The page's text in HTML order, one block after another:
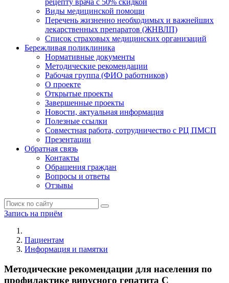
рецепту врача с 50% скидкой
Виды медицинской помощи
Перечень жизненно необходимых и важнейших
лекарственных препаратов (ЖНВЛП)
Список страховых медицинских организаций
Бережливая поликлиника
Нормативные документы
Методические рекомендации
Рабочая группа (ФИО работников)
О проекте
Открытые проекты
Завершенные проекты
Новости, актуальная информация
Полезные ссылки
Совместная работа, сотрудничество с РЦ ПМСП
Презентации
Обратная связь
Контакты
Обращения граждан
Вопросы и ответы
Отзывы
Запись на приём
Пациентам
Информация и памятки
Методические рекомендации для населения по
профилактике вирусного гепатита С